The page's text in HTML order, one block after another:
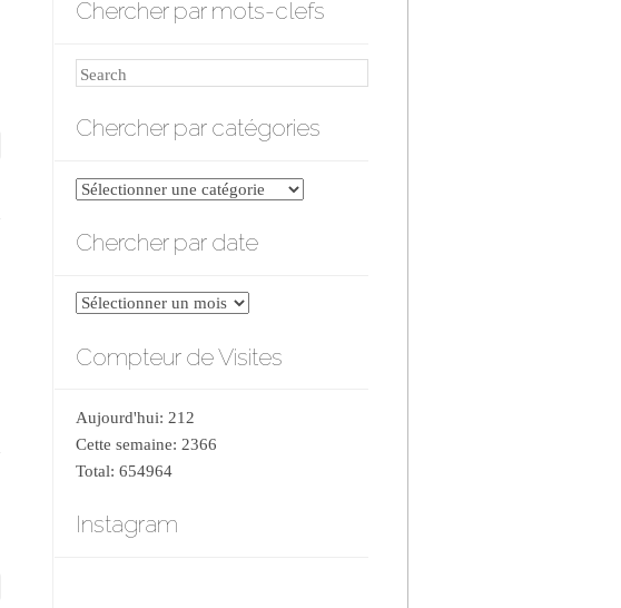
Chercher par mots-clefs
Search
Chercher par catégories
Chercher
catégories
Chercher par date
Chercher
date
Compteur de Visites
Aujourd'hui: 212
Cette semaine: 2366
Total: 654964
Instagram